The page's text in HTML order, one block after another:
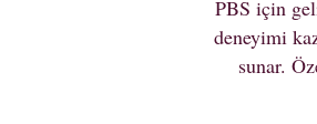
PBS için
deneyimi
sunar.